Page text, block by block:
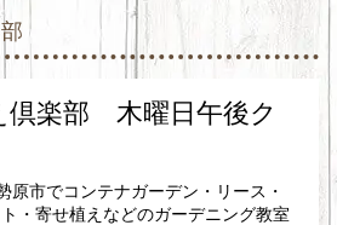
倶楽部 木曜日午後ク
原市でコンテナガーデン・リース・
・寄せ植えなどのガーデニング教室